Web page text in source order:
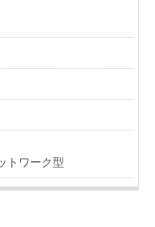
トワーク型